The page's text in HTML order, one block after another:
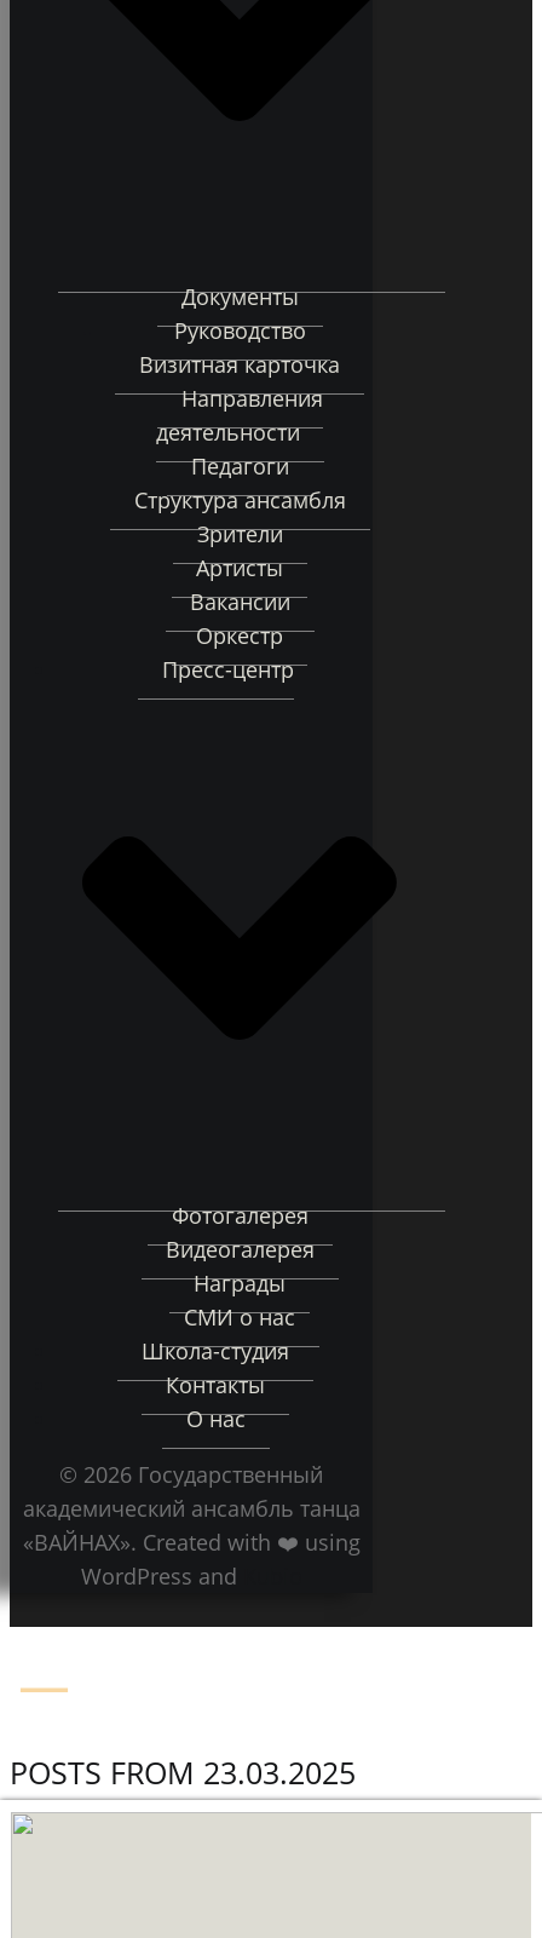
Документы
Руководство
Визитная карточка
Направления
деятельности
Педагоги
Структура ансамбля
Зрители
Артисты
Вакансии
Оркестр
Пресс-центр
Фотогалерея
Видеогалерея
Награды
СМИ о нас
Школа-студия
Контакты
О нас
© 2026 Государственный
академический ансамбль танца
«ВАЙНАХ». Created with ❤️ using
WordPress and
POSTS FROM 23.03.2025